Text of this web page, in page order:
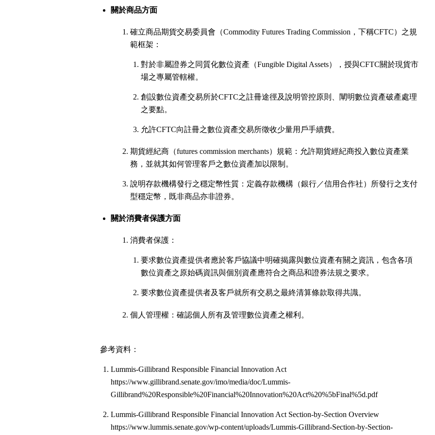
關於商品方面
確立商品期貨交易委員會（Commodity Futures Trading Commission，下稱CFTC）之規
範框架：
對於非屬證券之同質化數位資產（Fungible Digital Assets），授與CFTC關於現貨市
場之專屬管轄權。
創設數位資產交易所於CFTC之註冊途徑及說明管控原則、闡明數位資產破產處理
之要點。
允許CFTC向註冊之數位資產交易所徵收少量用戶手續費。
期貨經紀商（futures commission merchants）規範：允許期貨經紀商投入數位資產業
務，並就其如何管理客戶之數位資產加以限制。
說明存款機構發行之穩定幣性質：定義存款機構（銀行／信用合作社）所發行之支付
型穩定幣，既非商品亦非證券。
關於消費者保護方面
消費者保護：
要求數位資產提供者應於客戶協議中明確揭露與數位資產有關之資訊，包含各項
數位資產之原始碼資訊與個別資產應符合之商品和證券法規之要求。
要求數位資產提供者及客戶就所有交易之最終清算條款取得共識。
個人管理權：確認個人所有及管理數位資產之權利。
參考資料：
Lummis-Gillibrand Responsible Financial Innovation Act
https://www.gillibrand.senate.gov/imo/media/doc/Lummis-
Gillibrand%20Responsible%20Financial%20Innovation%20Act%20%5bFinal%5d.pdf
Lummis-Gillibrand Responsible Financial Innovation Act Section-by-Section Overview
https://www.lummis.senate.gov/wp-content/uploads/Lummis-Gillibrand-Section-by-Section-